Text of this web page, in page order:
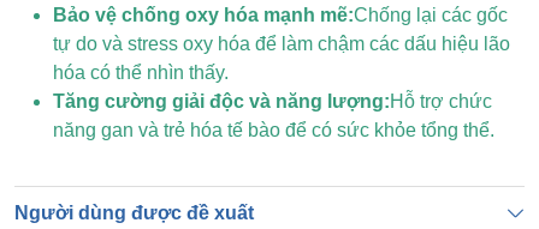
Bảo vệ chống oxy hóa mạnh mẽ:Chống lại các gốc
tự do và stress oxy hóa để làm chậm các dấu hiệu lão
hóa có thể nhìn thấy.
Tăng cường giải độc và năng lượng:Hỗ trợ chức
năng gan và trẻ hóa tế bào để có sức khỏe tổng thể.
Người dùng được đề xuất